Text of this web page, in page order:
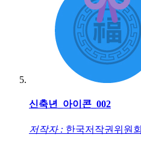
신축년_아이콘_002
저작자 : 한국저작권위원회